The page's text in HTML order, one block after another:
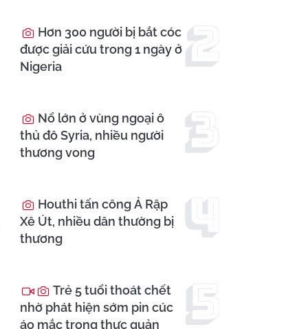
Hơn 300 người bị bắt cóc
được giải cứu trong 1 ngày ở
Nigeria
Nổ lớn ở vùng ngoại ô
thủ đô Syria, nhiều người
thương vong
Houthi tấn công Ả Rập
Xê Út, nhiều dân thường bị
thương
Trẻ 5 tuổi thoát chết
nhờ phát hiện sớm pin cúc
áo mắc trong thực quản